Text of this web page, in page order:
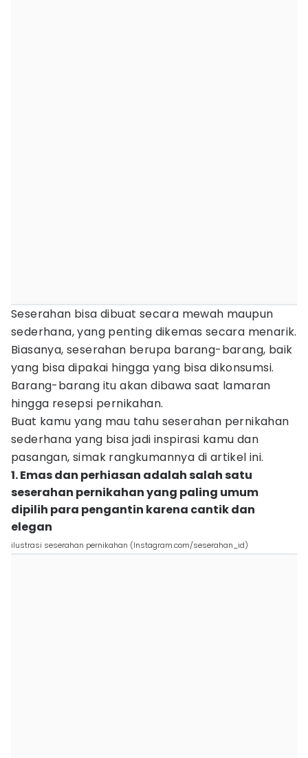
Seserahan bisa dibuat secara mewah maupun
sederhana, yang penting dikemas secara menarik.
Biasanya, seserahan berupa barang-barang, baik
yang bisa dipakai hingga yang bisa dikonsumsi.
Barang-barang itu akan dibawa saat lamaran
hingga resepsi pernikahan.
Buat kamu yang mau tahu seserahan pernikahan
sederhana yang bisa jadi inspirasi kamu dan
pasangan, simak rangkumannya di artikel ini.
1. Emas dan perhiasan adalah salah satu
seserahan pernikahan yang paling umum
dipilih para pengantin karena cantik dan
elegan
ilustrasi seserahan pernikahan (Instagram.com/seserahan_id)